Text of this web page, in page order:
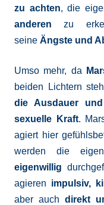
zu achten, die
anderen zu
seine Ängste und
Umso mehr, da
beiden Lichtern
die Ausdauer
sexuelle Kraft.
agiert hier
werden die
eigenwillig
agieren impulsiv,
aber auch direkt